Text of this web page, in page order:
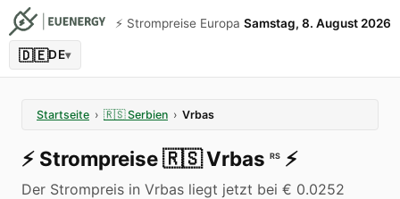
⚡️ Strompreise Europa Samstag, 8. August 2026
🇩🇪DE▾
Startseite › 🇷🇸 Serbien › Vrbas
⚡️ Strompreise🇷🇸Vrbas RS ⚡️
Der Strompreis in Vrbas liegt jetzt bei € 0.0252